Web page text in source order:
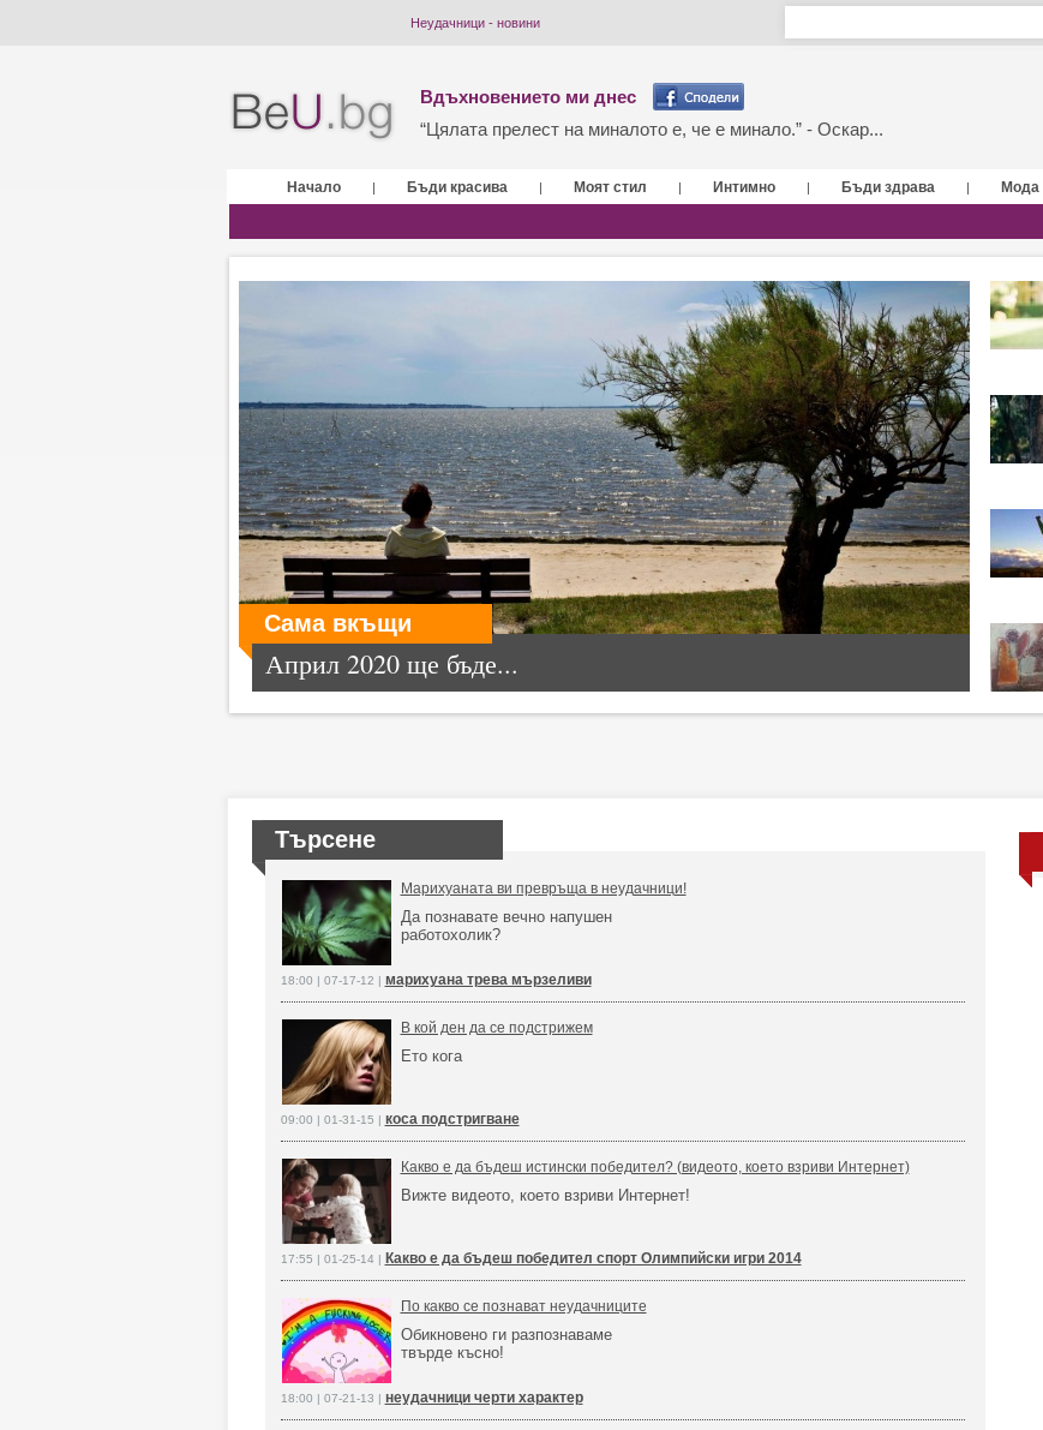
Неудачници - новини
Вдъхновението ми днес
“Цялата прелест на миналото е, че е минало.” - Оскар...
Начало | Бъди красива | Моят стил | Интимно | Бъди здрава | Мода
Сама вкъщи
Април 2020 ще бъде...
Търсене
Марихуаната ви превръща в неудачници!
Да познавате вечно напушен
работохолик?
18:00 | 07-17-12 | марихуана трева мързеливи
В кой ден да се подстрижем
Ето кога
09:00 | 01-31-15 | коса подстригване
Какво е да бъдеш истински победител? (видеото, което взриви Интернет)
Вижте видеото, което взриви Интернет!
17:55 | 01-25-14 | Какво е да бъдеш победител спорт Олимпийски игри 2014
По какво се познават неудачниците
Обикновено ги разпознаваме
твърде късно!
18:00 | 07-21-13 | неудачници черти характер